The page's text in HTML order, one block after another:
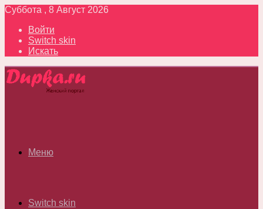
Суббота , 8 Август 2026
Войти
Switch skin
Искать
Меню
Switch skin